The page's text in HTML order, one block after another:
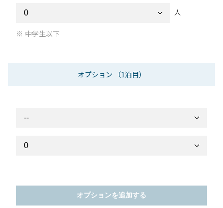
人
中学生以下
オプション （1泊目）
オプションを追加する